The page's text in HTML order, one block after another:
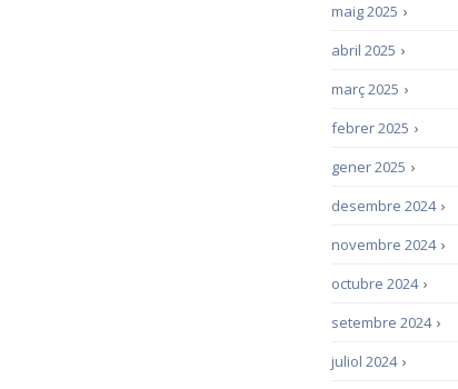
›
maig 2025
›
abril 2025
›
març 2025
›
febrer 2025
›
gener 2025
›
desembre 2024
›
novembre 2024
›
octubre 2024
›
setembre 2024
›
juliol 2024